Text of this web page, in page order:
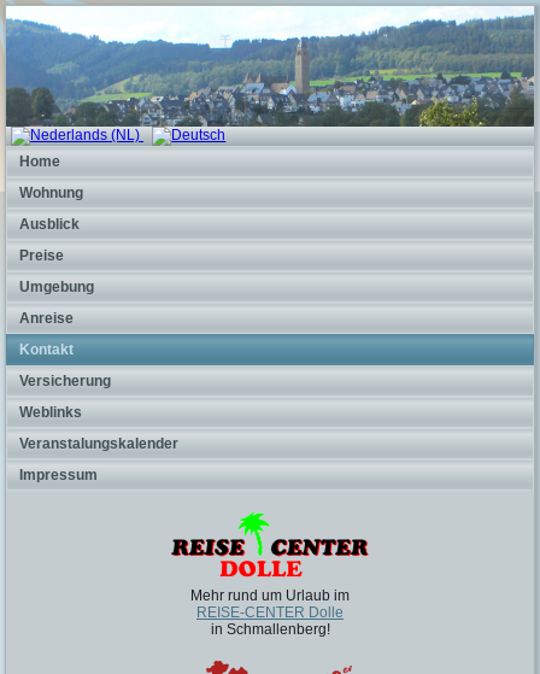
Home
Wohnung
Ausblick
Preise
Umgebung
Anreise
Kontakt
Versicherung
Weblinks
Veranstalungskalender
Impressum
Mehr rund um Urlaub im
REISE-CENTER Dolle
in Schmallenberg!